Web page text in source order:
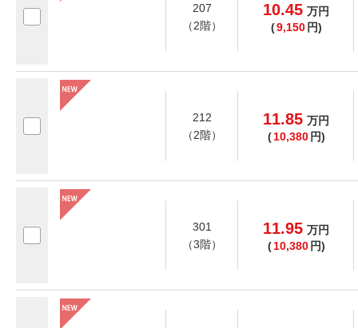
207
（2階）
10.45 万円
(9,150 円)
212
（2階）
11.85 万円
( 10,380 円)
301
（3階）
11.95 万円
( 10,380 円)